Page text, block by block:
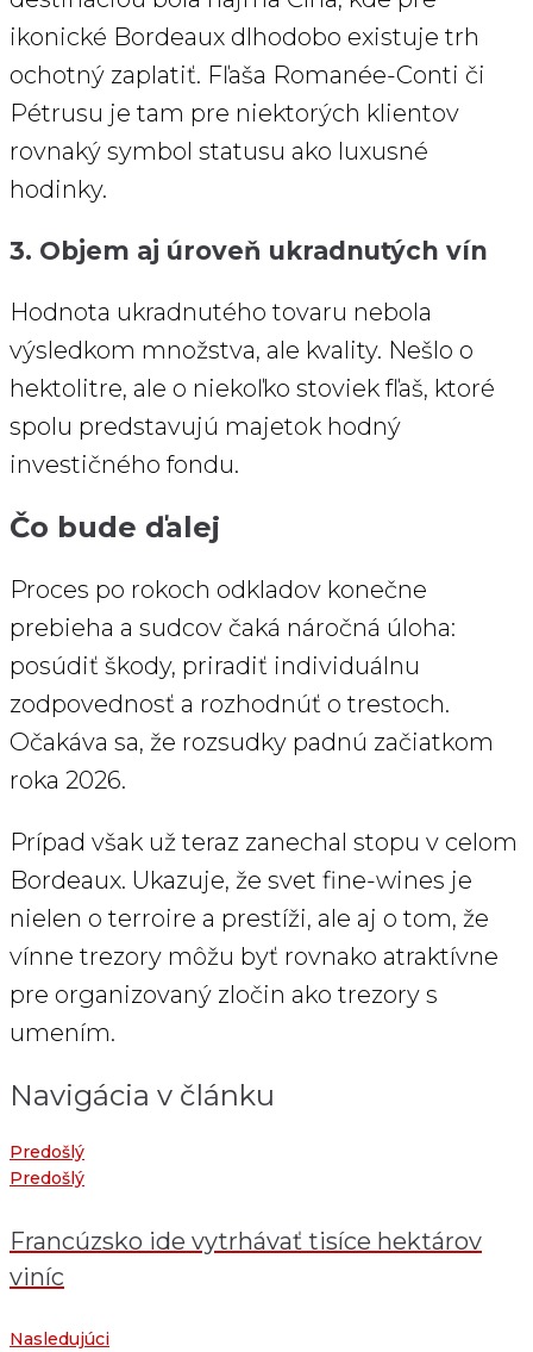
ikonické Bordeaux dlhodobo existuje trh
ochotný zaplatiť. Fľaša Romanée-Conti či
Pétrusu je tam pre niektorých klientov
rovnaký symbol statusu ako luxusné
hodinky.
3. Objem aj úroveň ukradnutých vín
Hodnota ukradnutého tovaru nebola
výsledkom množstva, ale kvality. Nešlo o
hektolitre, ale o niekoľko stoviek fľaš, ktoré
spolu predstavujú majetok hodný
investičného fondu.
Čo bude ďalej
Proces po rokoch odkladov konečne
prebieha a sudcov čaká náročná úloha:
posúdiť škody, priradiť individuálnu
zodpovednosť a rozhodnúť o trestoch.
Očakáva sa, že rozsudky padnú začiatkom
roka 2026.
Prípad však už teraz zanechal stopu v celom
Bordeaux. Ukazuje, že svet fine-wines je
nielen o terroire a prestíži, ale aj o tom, že
vínne trezory môžu byť rovnako atraktívne
pre organizovaný zločin ako trezory s
umením.
Navigácia v článku
Predošlý
Predošlý
Francúzsko ide vytrhávať tisíce hektárov
viníc
Nasledujúci